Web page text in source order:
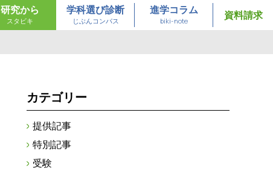
研究から
スタビキ
学科選び診断
じぶんコンパス
進学コラム
biki-note
資料請求
カテゴリー
提供記事
特別記事
受験